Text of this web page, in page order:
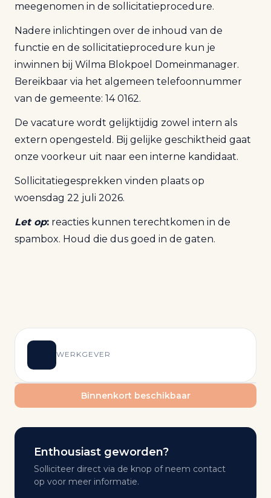
meegenomen in de sollicitatieprocedure.
Nadere inlichtingen over de inhoud van de
functie en de sollicitatieprocedure kun je
inwinnen bij Wilma Blokpoel Domeinmanager.
Bereikbaar via het algemeen telefoonnummer
van de gemeente: 14 0162.
De vacature wordt gelijktijdig zowel intern als
extern opengesteld. Bij gelijke geschiktheid gaat
onze voorkeur uit naar een interne kandidaat.
Sollicitatiegesprekken vinden plaats op
woensdag 22 juli 2026.
Let op: reacties kunnen terechtkomen in de
spambox. Houd die dus goed in de gaten.
WERKGEVER
Binnenkort beschikbaar
Enthousiast geworden?
Solliciteer direct via de knop of neem contact
op voor meer informatie.